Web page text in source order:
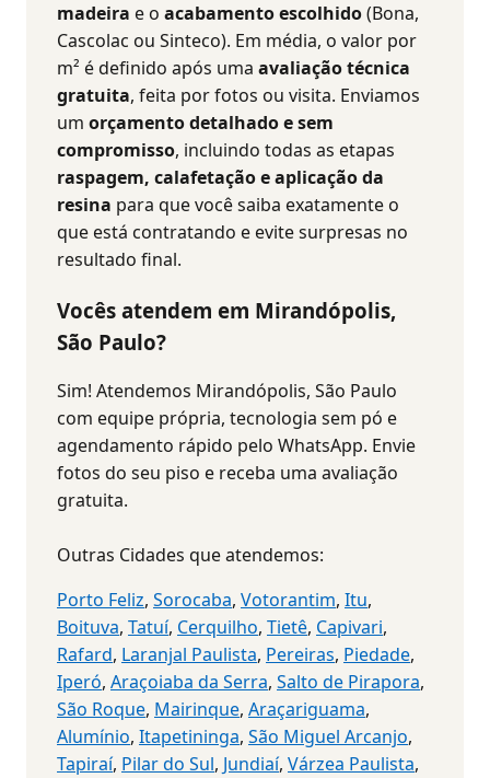
madeira e o acabamento escolhido(Bona,
Cascolac ou Sinteco). Em média, o valor por
m² é definido após uma avaliação técnica
gratuita, feita por fotos ou visita. Enviamos
um orçamento detalhado e sem
compromisso, incluindo todas as etapas
raspagem, calafetação e aplicação da
resina para que você saiba exatamente o
que está contratando e evite surpresas no
resultado final.
Vocês atendem em Mirandópolis,
São Paulo?
Sim! Atendemos Mirandópolis, São Paulo
com equipe própria, tecnologia sem pó e
agendamento rápido pelo WhatsApp. Envie
fotos do seu piso e receba uma avaliação
gratuita.
Outras Cidades que atendemos:
Porto Feliz, Sorocaba, Votorantim, Itu,
Boituva, Tatuí, Cerquilho, Tietê, Capivari,
Rafard, Laranjal Paulista, Pereiras, Piedade,
Iperó, Araçoiaba da Serra, Salto de Pirapora,
São Roque, Mairinque, Araçariguama,
Alumínio, Itapetininga, São Miguel Arcanjo,
Tapiraí, Pilar do Sul, Jundiaí, Várzea Paulista,